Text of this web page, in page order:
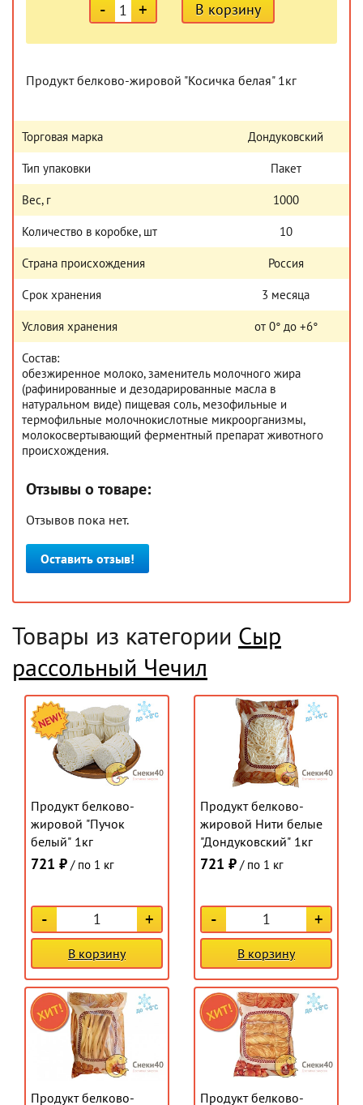
- + В корзину
Продукт белково-жировой "Косичка белая" 1кг
Торговая марка Дондуковский
Тип упаковки Пакет
Вес, г 1000
Количество в коробке, шт 10
Страна происхождения Россия
Срок хранения 3 месяца
Условия хранения от 0° до +6°
Состав:
обезжиренное молоко, заменитель молочного жира
(рафинированные и дезодарированные масла в
натуральном виде) пищевая соль, мезофильные и
термофильные молочнокислотные микроорганизмы,
молокосвертывающий ферментный препарат животного
происхождения.
Отзывы о товаре:
Отзывов пока нет.
Оставить отзыв!
Товары из категории Сыр
рассольный Чечил
Продукт белково-
жировой "Пучок
белый" 1кг
721 ₽ / по 1 кг
- +
В корзину
Продукт белково-
жировой Нити белые
"Дондуковский" 1кг
721 ₽ / по 1 кг
- +
В корзину
Продукт белково- Продукт белково-